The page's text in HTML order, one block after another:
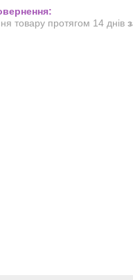
товару протягом 14 днів